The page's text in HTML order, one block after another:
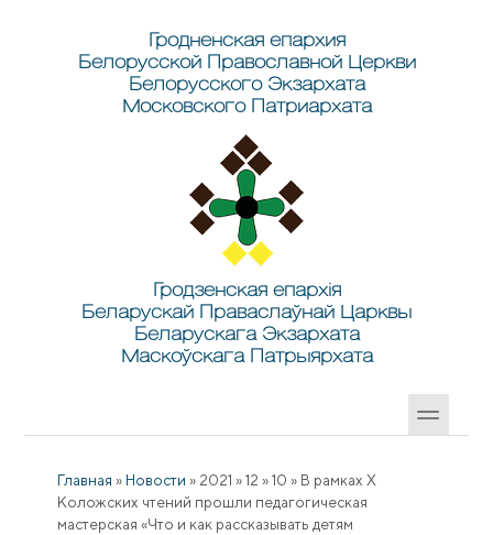
Гродненская епархия
Белорусской Православной Церкви
Белорусского Экзархата
Московского Патриархата
Гродзенская епархія
Беларускай Праваслаўнай Царквы
Беларускага Экзархата
Маскоўскага Патрыярхата
Главная » Новости » 2021 » 12 » 10 » В рамках Х
Коложских чтений прошли педагогическая
мастерская «Что и как рассказывать детям